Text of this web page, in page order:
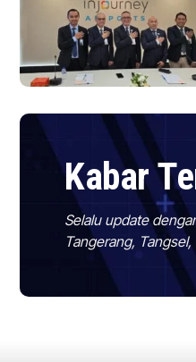
Kabar
Selalu update
Tangerang,